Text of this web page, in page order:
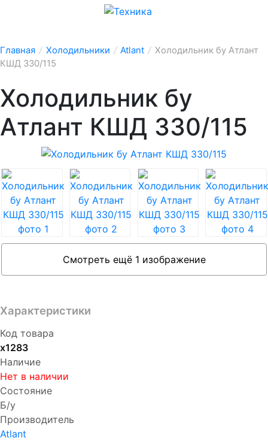
Главная / Холодильники / Atlant / Холодильник бу Атлант
КШД 330/115
Холодильник бу
Атлант КШД 330/115
Смотреть ещё 1 изображение
Характеристики
Код товара
х1283
Наличие
Нет в наличии
Состояние
Б/у
Производитель
Atlant